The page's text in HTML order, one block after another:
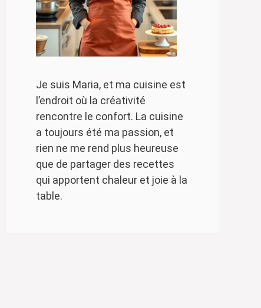
Je suis Maria, et ma cuisine est
l’endroit où la créativité
rencontre le confort. La cuisine
a toujours été ma passion, et
rien ne me rend plus heureuse
que de partager des recettes
qui apportent chaleur et joie à la
table.